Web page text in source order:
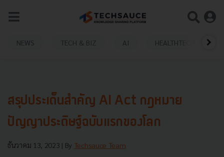
NEWS TECH & BIZ AI HEALTHTECH
สรุปประเด็นสำคัญ AI Act กฎหมาย
ปัญญาประดิษฐ์ฉบับแรกของโลก
ธันวาคม 13, 2023 | By Techsauce Team